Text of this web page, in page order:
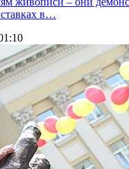
в…